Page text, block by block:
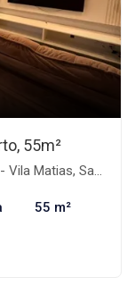
55m²
Santos-SP
55 m²